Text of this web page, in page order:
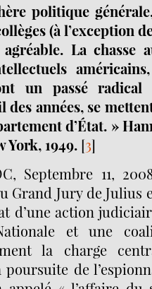
politique
(à l’exception
La chasse
un passé radical
années, se
d’État. »
York, 1949. [3]
Septembre 11,
Jury de Julius
d’une action
et une
la charge
poursuite de